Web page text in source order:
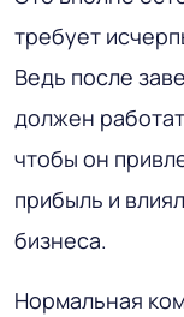
требует
Ведь после
должен
чтобы он
прибыль и
бизнеса.
Нормальная